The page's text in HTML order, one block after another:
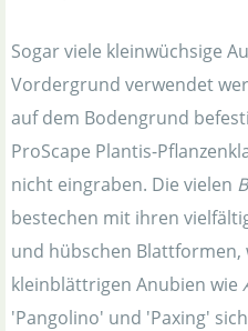
Sogar viele kleinwüchsige
Vordergrund verwendet
auf dem Bodengrund
ProScape Plantis-
nicht eingraben. Die vielen
bestechen mit ihren
und hübschen Blattformen,
kleinblättrigen Anubien wie
'Pangolino' und 'Paxing'